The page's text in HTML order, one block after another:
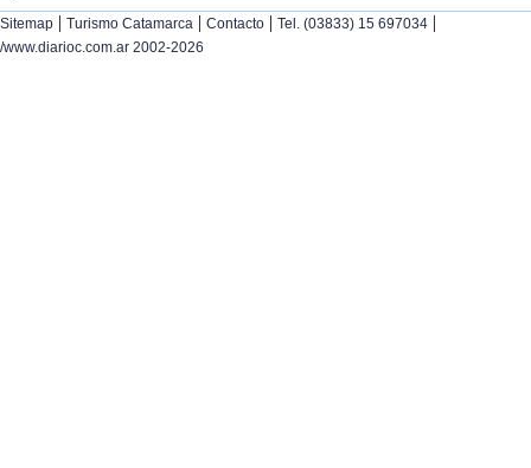
Sitemap | Turismo Catamarca | Contacto | Tel. (03833) 15 697034 |
/www.diarioc.com.ar 2002-2026